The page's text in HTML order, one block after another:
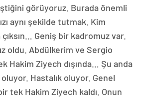
görüyoruz. Burada önemli
aynı şekilde tutmak. Kim
Geniş bir kadromuz var.
oldu. Abdülkerim ve Sergio
Hakim Ziyech dışında… Şu anda
Hastalık oluyor. Genel
tek Hakim Ziyech kaldı. Onun